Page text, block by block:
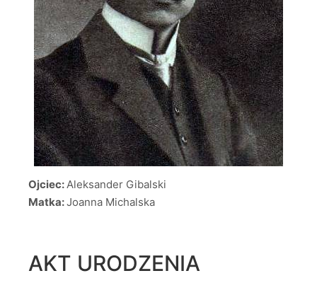
Ojciec: Aleksander Gibalski
Matka:Joanna Michalska
AKT URODZENIA